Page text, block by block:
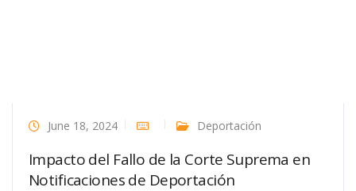
June 18, 2024 Deportación
Impacto del Fallo de la Corte Suprema en
Notificaciones de Deportación